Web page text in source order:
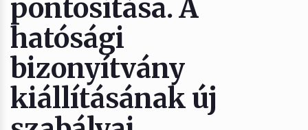
pontosítása. A
hatósági
bizonyítvány
kiállításának új